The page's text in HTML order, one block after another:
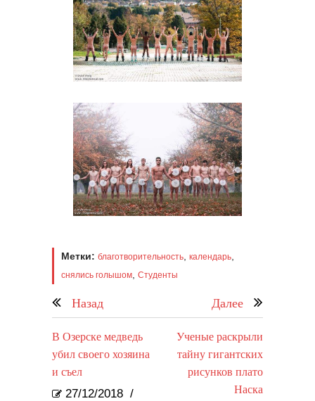
Метки: благотворительность календарь
снялись голышом Студенты
Назад Далее
В Озерске медведь
убил своего хозяина
и съел
27/12/2018 /
Ученые раскрыли
тайну гигантских
рисунков плато
Наска